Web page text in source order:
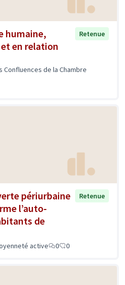
humaine,
en relation
Retenue
de la Chambre
périurbaine
l’auto-
de
Retenue
active 0 0